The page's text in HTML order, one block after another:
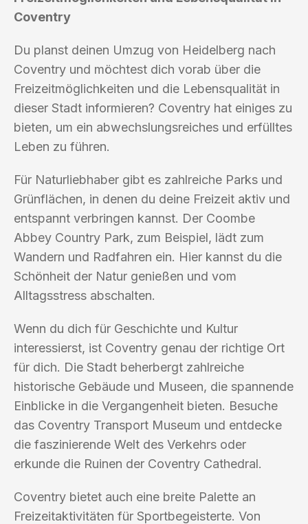
Coventry
Du planst deinen Umzug von Heidelberg nach
Coventry und möchtest dich vorab über die
Freizeitmöglichkeiten und die Lebensqualität in
dieser Stadt informieren? Coventry hat einiges zu
bieten, um ein abwechslungsreiches und erfülltes
Leben zu führen.
Für Naturliebhaber gibt es zahlreiche Parks und
Grünflächen, in denen du deine Freizeit aktiv und
entspannt verbringen kannst. Der Coombe
Abbey Country Park, zum Beispiel, lädt zum
Wandern und Radfahren ein. Hier kannst du die
Schönheit der Natur genießen und vom
Alltagsstress abschalten.
Wenn du dich für Geschichte und Kultur
interessierst, ist Coventry genau der richtige Ort
für dich. Die Stadt beherbergt zahlreiche
historische Gebäude und Museen, die spannende
Einblicke in die Vergangenheit bieten. Besuche
das Coventry Transport Museum und entdecke
die faszinierende Welt des Verkehrs oder
erkunde die Ruinen der Coventry Cathedral.
Coventry bietet auch eine breite Palette an
Freizeitaktivitäten für Sportbegeisterte. Von